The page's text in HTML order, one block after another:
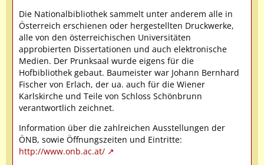
Die Nationalbibliothek sammelt unter anderem alle in
Österreich erschienen oder hergestellten Druckwerke,
alle von den österreichischen Universitäten
approbierten Dissertationen und auch elektronische
Medien. Der Prunksaal wurde eigens für die
Hofbibliothek gebaut. Baumeister war Johann Bernhard
Fischer von Erlach, der ua. auch für die Wiener
Karlskirche und Teile von Schloss Schönbrunn
verantwortlich zeichnet.
Information über die zahlreichen Ausstellungen der
ÖNB, sowie Öffnungszeiten und Eintritte:
http://www.onb.ac.at/